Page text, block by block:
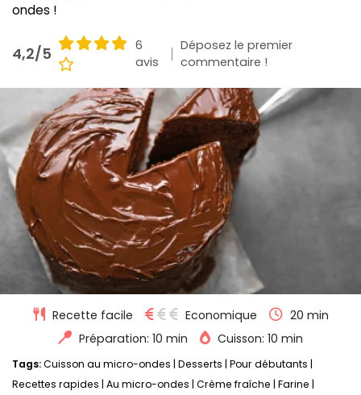
Connexion
ondes !
4,2/5
6
avis
Déposez le premier
commentaire !
Recette facile Economique
20 min
Préparation: 10 min
Cuisson: 10 min
Tags:Cuisson au micro-ondes Desserts Pour débutants
Recettes rapides Au micro-ondes Crème fraîche Farine